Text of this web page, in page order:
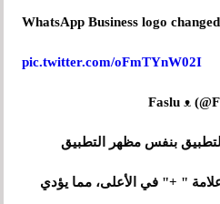
WhatsApp Business logo
pic.twitter.com/oFmTYnW02I
بنفس مظهر التطبيق
" +" في الأعلى، مما يؤدي